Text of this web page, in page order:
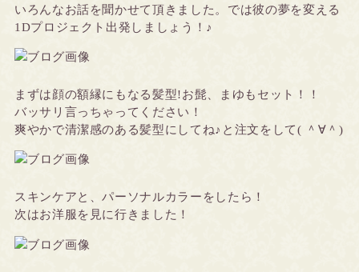
いろんなお話を聞かせて頂きました。では彼の夢を変える
1Dプロジェクト出発しましょう！♪
まずは顔の額縁にもなる髪型!お髭、まゆもセット！！
バッサリ言っちゃってください！
爽やかで清潔感のある髪型にしてね♪と注文をして( ＾∀＾)
スキンケアと、パーソナルカラーをしたら！
次はお洋服を見に行きました！